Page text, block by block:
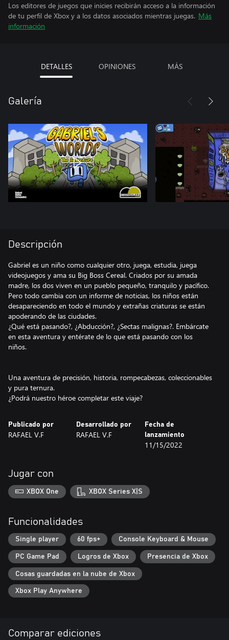
Los editores de juegos que inicies recibirán acceso a la información
de tu perfil de Xbox y a los datos asociados mientras juegas. Más
información
DETALLES OPINIONES MÁS
Galería
Descripción
Gabriel es un niño como cualquier otro, juega, estudia, juega
videojuegos y ama su Big Boss Cereal. Criados por su amada
madre, los dos viven en un pueblo pequeño, tranquilo y pacífico.
Pero todo cambia con un informe de noticias, los niños están
desapareciendo en todo el mundo y extrañas criaturas se están
apoderando de las ciudades.
¿Qué está pasando?, ¿Abducción?, ¿Sectas malignas?. Embárcate
en esta aventura y entérate de lo que está pasando con los
niños.
Una aventura de precisión, historia, rompecabezas, coleccionables
y pura ternura.
¿Podrá nuestro héroe completar este viaje?
Publicado por
RAFAEL V.F
Desarrollado por
RAFAEL V.F
Fecha de
lanzamiento
11/15/2022
Jugar con
XBOX One XBOX Series X|S
Funcionalidades
Single player 60 fps+ Console Keyboard & Mouse
PC Game Pad Logros de Xbox Presencia de Xbox
Cosas guardadas en la nube de Xbox
Xbox Play Anywhere
Comparar ediciones